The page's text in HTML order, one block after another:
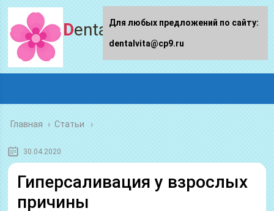
Dentalvita.ru
Главная › Статьи
30.04.2020
Гиперсаливация у взрослых
причины
Для любых предложений по сайту:
dentalvita@cp9.ru